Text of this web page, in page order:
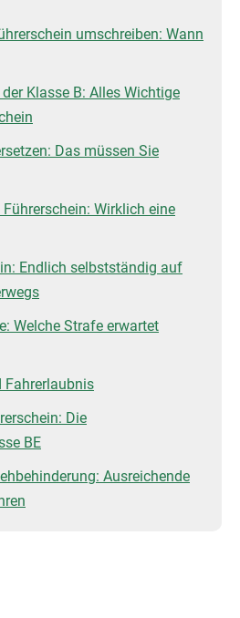
umschreiben: Wann
Klasse B: Alles Wichtige
Das müssen Sie
Wirklich eine
Endlich selbstständig auf
Welche Strafe erwartet
Fahrerlaubnis
Die
BE
Ausreichende